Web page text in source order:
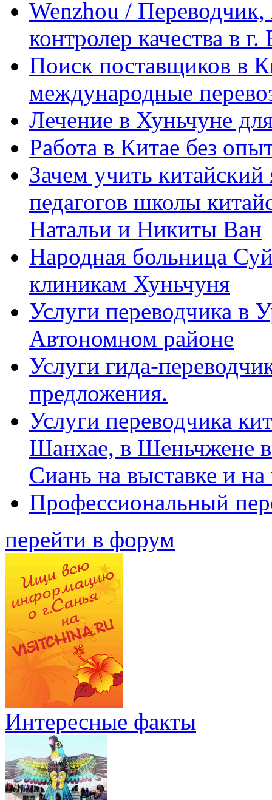
Wenzhou / Переводчик,
контролер качества в
Поиск поставщиков в
международные
Лечение в Хуньчуне
Работа в Китае без
Зачем учить
педагогов школы
Натальи и Никиты Ван
Народная больница
клиникам Хуньчуня
Услуги переводчика в
Автономном районе
Услуги гида-
предложения.
Услуги переводчика
Шанхае, в Шеньчжене
Сиань на выставке и
Профессиональный
перейти в форум
Интересные факты